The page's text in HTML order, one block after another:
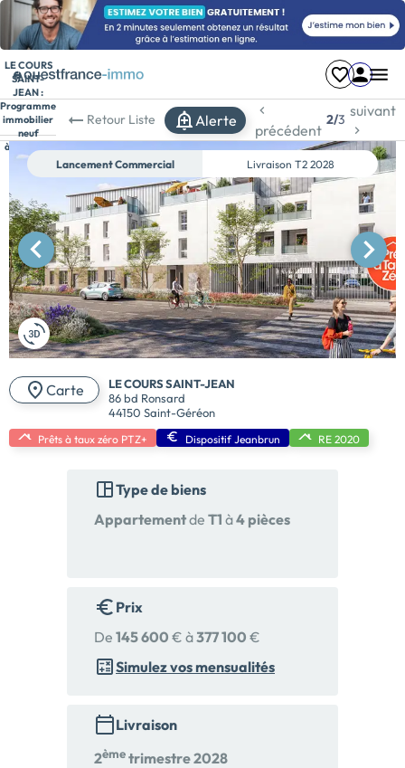
LE COURS
SAINT-
JEAN :
Programme
immobilier
neuf
à Ancenis-
Saint-
Géréon
Retour Liste Alerte
précédent
2/3
suivant
Lancement Commercial Livraison T2 2028
Carte
LE COURS SAINT-JEAN
86 bd Ronsard
44150 Saint-Géréon
Prêts à taux zéro PTZ+ Dispositif Jeanbrun RE 2020
Type de biens
Appartementde T1 à4 pièces
Prix
De 145 600 € à377 100 €
Simulez vos mensualités
Livraison
2èmetrimestre 2028